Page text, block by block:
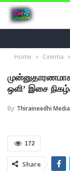
Home Cinema
ஒளி’ இசை
By Thiraineedhi Media
172
Share